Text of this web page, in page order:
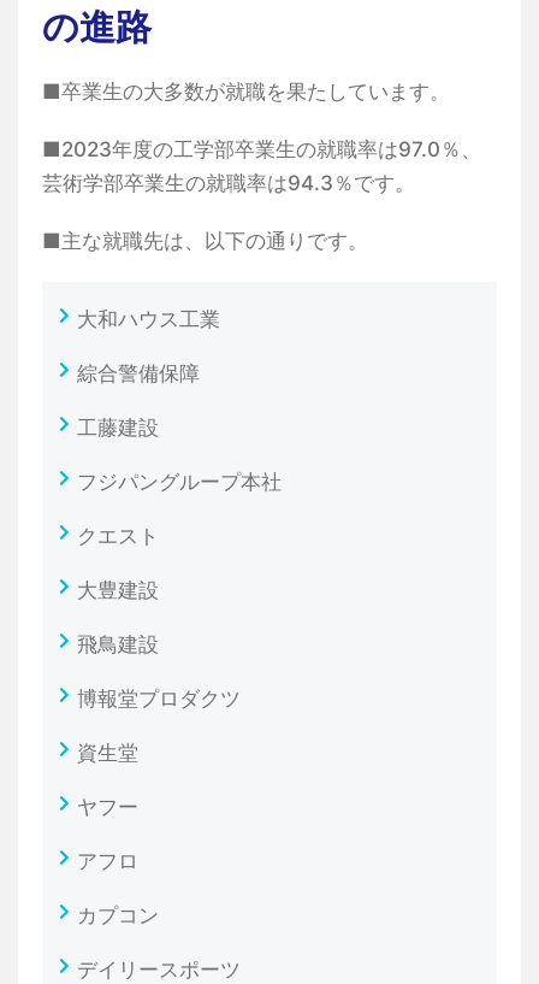
の進路
■卒業生の大多数が就職を果たしています。
■2023年度の工学部卒業生の就職率は97.0％、
芸術学部卒業生の就職率は94.3％です。
■主な就職先は、以下の通りです。
大和ハウス工業
綜合警備保障
工藤建設
フジパングループ本社
クエスト
大豊建設
飛鳥建設
博報堂プロダクツ
資生堂
ヤフー
アフロ
カプコン
デイリースポーツ